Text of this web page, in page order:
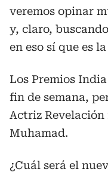
veremos opinar
y, claro,
en eso sí que es
Los Premios
fin de semana,
Actriz
Muhamad.
¿Cuál será el